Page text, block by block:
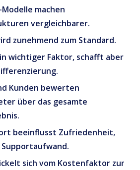
machen
vergleichbarer.
zunehmend zum Standard.
wichtiger Faktor, schafft aber
Kunden bewerten
über das gesamte
beeinflusst Zufriedenheit,
sich vom Kostenfaktor zum